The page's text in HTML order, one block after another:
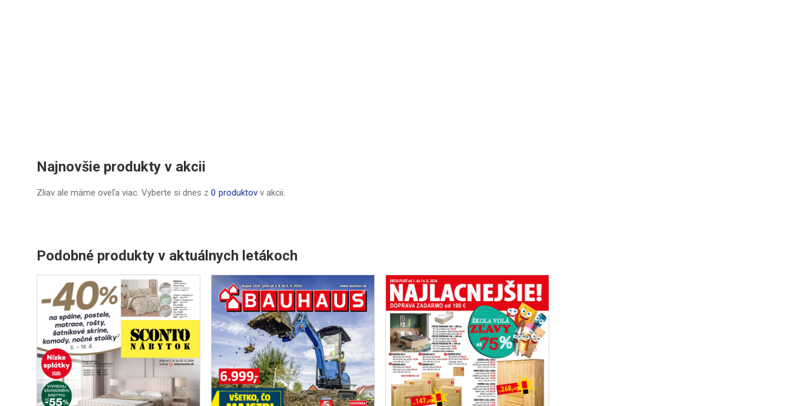
Najnovšie produkty v akcii
Zliav ale máme oveľa viac. Vyberte si dnes z 0 produktov v akcii.
Podobné produkty v aktuálnych letákoch